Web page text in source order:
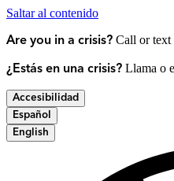
Saltar al contenido
Are you in a crisis? Call or text
¿Estás en una crisis? Llama o
Accesibilidad
Español
English